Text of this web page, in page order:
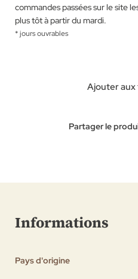
commandes passées sur le site
plus tôt à partir du mardi.
* jours ouvrables
Ajouter aux
Partager le
Informations
Pays d'origine